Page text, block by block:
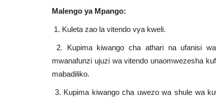
Malengo ya Mpango:
1. Kuleta zao la vitendo vya kweli.
2. Kupima kiwango cha athari na ufanisi
mwanafunzi ujuzi wa vitendo unaomwezesha
mabadiliko.
3. Kupima kiwango cha uwezo wa shule wa